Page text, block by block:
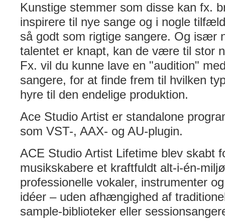
Kunstige stemmer som disse kan fx.
inspirere til nye sange og i nogle
så godt som rigtige sangere. Og især
talentet er knapt, kan de være til stor
Fx. vil du kunne lave en "audition"
sangere, for at finde frem til hvilken
hyre til den endelige produktion.
Ace Studio Artist er standalone
som VST-, AAX- og AU-plugin.
ACE Studio Artist Lifetime blev skabt
musikskabere et kraftfuldt alt-i-én-
professionelle vokaler, instrumenter
idéer – uden afhængighed af
sample-biblioteker eller